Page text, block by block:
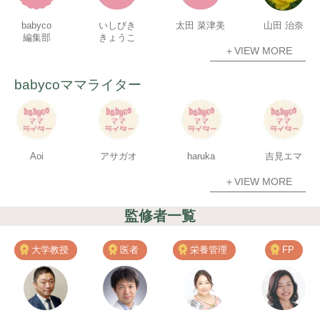
babyco
編集部
いしびき
きょうこ
太田 菜津美 山田 治奈
＋VIEW MORE
babycoママライター
Aoi アサガオ haruka 吉見エマ
＋VIEW MORE
監修者一覧
大学教授 医者 栄養管理 FP